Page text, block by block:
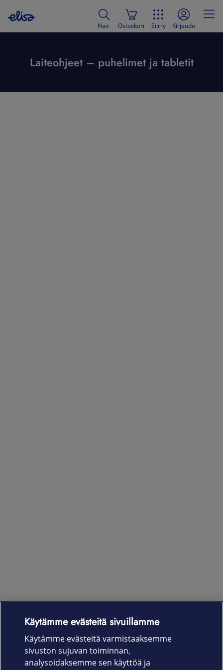
Hae Ostoskori Siirry Kirjaudu
Laiteohjeet – puhelimet ja tabletit
Laitteet & liittymät
Palvelut
Käytämme evästeitä sivuillamme
Käytämme evästeitä varmistaaksemme
sivuston sujuvan toiminnan,
analysoidaksemme sen käyttöä ja